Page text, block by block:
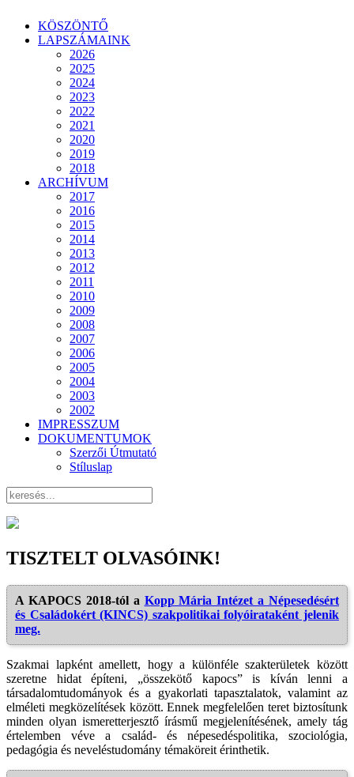
KÖSZÖNTŐ
LAPSZÁMAINK
2026
2025
2024
2023
2022
2021
2020
2019
2018
ARCHÍVUM
2017
2016
2015
2014
2013
2012
2011
2010
2009
2008
2007
2006
2005
2004
2003
2002
IMPRESSZUM
DOKUMENTUMOK
Szerzői Útmutató
Stíluslap
TISZTELT OLVASÓINK!
A KAPOCS 2018-tól a Kopp Mária Intézet a Népesedésért
és Családokért (KINCS) szakpolitikai folyóirataként jelenik
meg.
Szakmai lapként amellett, hogy a különféle szakterületek között
szeretne hidat építeni, „összekötő kapocs” is kíván lenni a
társadalomtudományok és a gyakorlati tapasztalatok, valamint az
elméleti megközelítések között. Ennek megfelelően teret biztosítunk
minden olyan ismeretterjesztő írásmű megjelenítésének, amely tág
értelemben véve a család- és népesedéspolitika, szociológia,
pedagógia és neveléstudomány témaköreit érinthetik.